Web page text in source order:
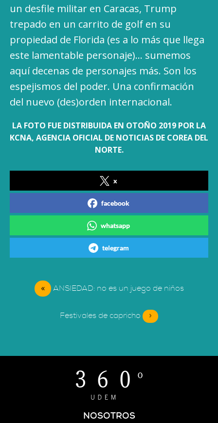
un desfile militar en Caracas, Trump
trepado en un carrito de golf en su
propiedad de Florida (es a lo más que llega
este lamentable personaje)… sumemos
aquí decenas de personajes más. Son los
espejismos del poder. Una confirmación
del nuevo (des)orden internacional.
LA FOTO FUE DISTRIBUIDA EN OTOÑO 2019 POR LA
KCNA, AGENCIA OFICIAL DE NOTICIAS DE COREA DEL
NORTE.
x
facebook
whatsapp
telegram
« ANSIEDAD: no es un juego de niños
Festivales de capricho »
NOSOTROS